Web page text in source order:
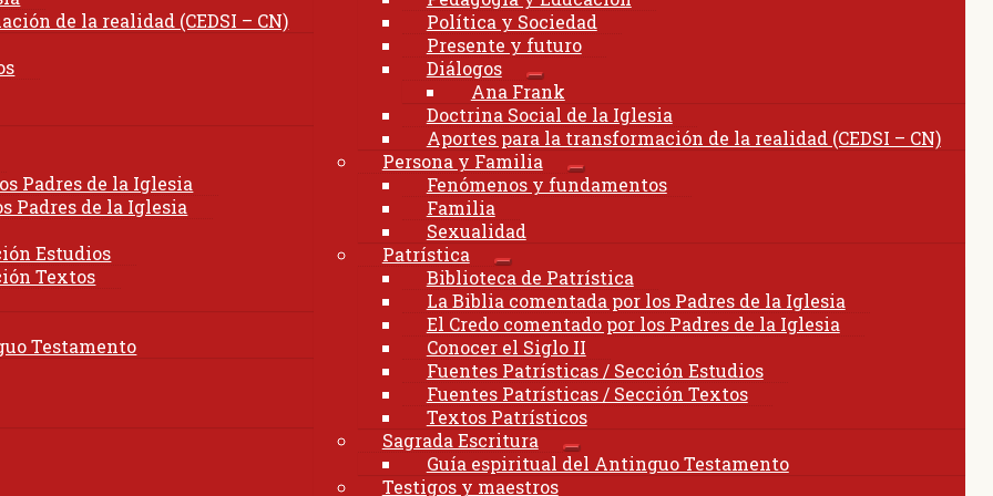
de la realidad (CEDSI – CN)
Padres de la Iglesia
Padres de la Iglesia
Estudios
Textos
Testamento
menú
hijo
Política y Sociedad
Presente y futuro
Diálogos
Expandir
el
menú
hijo
Ana Frank
Doctrina Social de la Iglesia
Aportes para la transformación de la realidad (CEDSI – CN)
Persona y Familia
Expandir
el
Fenómenos y fundamentos
Familia
Sexualidad
Patrística
Expandir
el
menú
hijo
Biblioteca de Patrística
La Biblia comentada por los Padres de la Iglesia
El Credo comentado por los Padres de la Iglesia
Conocer el Siglo II
Fuentes Patrísticas / Sección Estudios
Fuentes Patrísticas / Sección Textos
Textos Patrísticos
Sagrada Escritura
Expandir
el
Guía espiritual del Antinguo Testamento
Testigos y maestros